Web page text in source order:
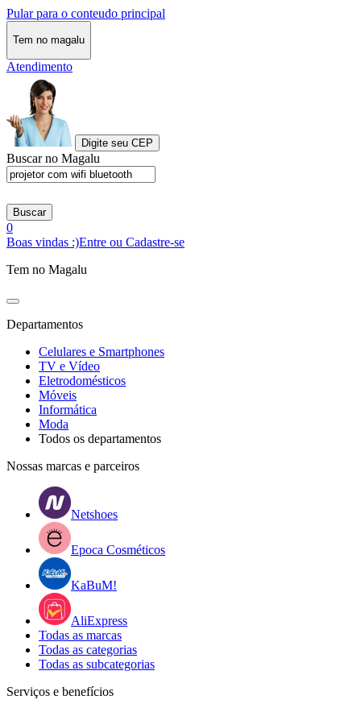
Pular para o conteudo principal
Tem no magalu
Atendimento
Digite seu CEP
Buscar no Magalu
Buscar
0
Boas vindas :)Entre ou Cadastre-se
Tem no Magalu
Departamentos
Celulares e Smartphones
TV e Vídeo
Eletrodomésticos
Móveis
Informática
Moda
Todos os departamentos
Nossas marcas e parceiros
Netshoes
Epoca Cosméticos
KaBuM!
AliExpress
Todas as marcas
Todas as categorias
Todas as subcategorias
Serviços e benefícios